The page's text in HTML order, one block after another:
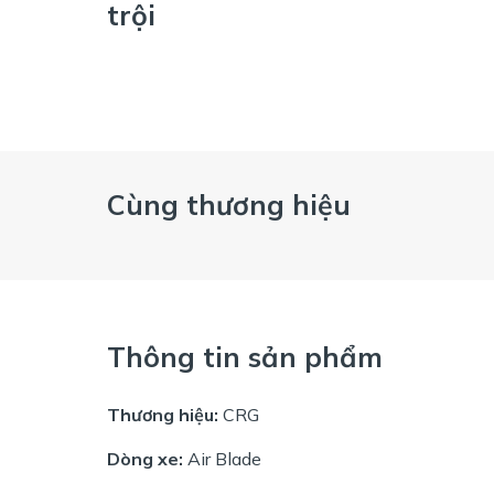
trội
Cùng thương hiệu
Thông tin sản phẩm
Thương hiệu: CRG
Dòng xe: Air Blade